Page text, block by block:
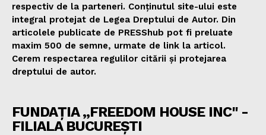
respectiv de la parteneri. Conținutul site-ului este
integral protejat de Legea Dreptului de Autor. Din
articolele publicate de PRESShub pot fi preluate
maxim 500 de semne, urmate de link la articol.
Cerem respectarea regulilor citării și protejarea
dreptului de autor.
FUNDAȚIA „FREEDOM HOUSE INC" -
FILIALA BUCUREȘTI